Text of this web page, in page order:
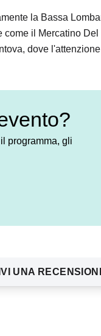
la Bassa
il Mercatino Del
dove l'attenzione
programma, gli
UNA